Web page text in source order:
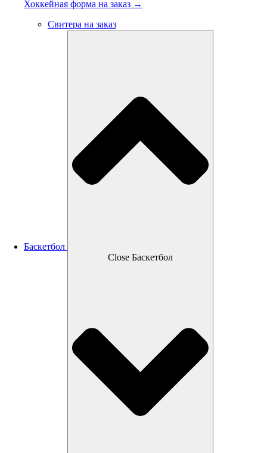
Хоккейная форма на заказ →
Свитера на заказ
Баскетбол
Close Баскетбол